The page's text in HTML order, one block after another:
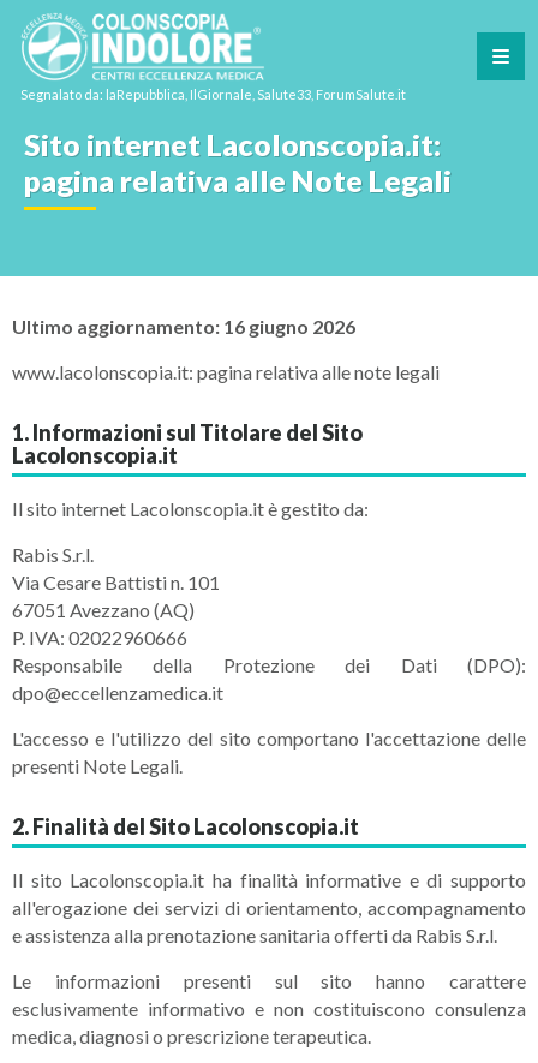
Segnalato da: laRepubblica, IlGiornale, Salute33, ForumSalute.it
Sito internet Lacolonscopia.it:
pagina relativa alle Note Legali
Ultimo aggiornamento: 16 giugno 2026
www.lacolonscopia.it: pagina relativa alle note legali
1. Informazioni sul Titolare del Sito
Lacolonscopia.it
Il sito internet Lacolonscopia.it è gestito da:
Rabis S.r.l.
Via Cesare Battisti n. 101
67051 Avezzano (AQ)
P. IVA: 02022960666
Responsabile della Protezione dei Dati (DPO):
dpo@eccellenzamedica.it
L'accesso e l'utilizzo del sito comportano l'accettazione delle
presenti Note Legali.
2. Finalità del Sito Lacolonscopia.it
Il sito Lacolonscopia.it ha finalità informative e di supporto
all'erogazione dei servizi di orientamento, accompagnamento
e assistenza alla prenotazione sanitaria offerti da Rabis S.r.l.
Le informazioni presenti sul sito hanno carattere
esclusivamente informativo e non costituiscono consulenza
medica, diagnosi o prescrizione terapeutica.